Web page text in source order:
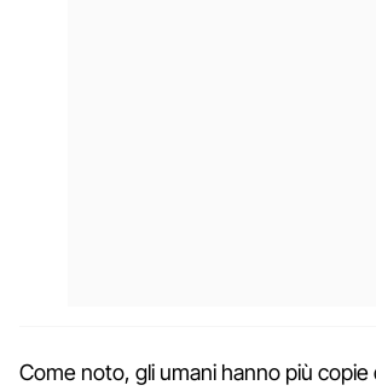
Come noto, gli umani hanno più copie